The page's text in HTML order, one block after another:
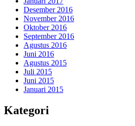
Desember 2016
November 2016
Oktober 2016
September 2016
Agustus 2016
Juni 2016
Agustus 2015
Juli 2015
Juni 2015
Januari 2015
Kategori